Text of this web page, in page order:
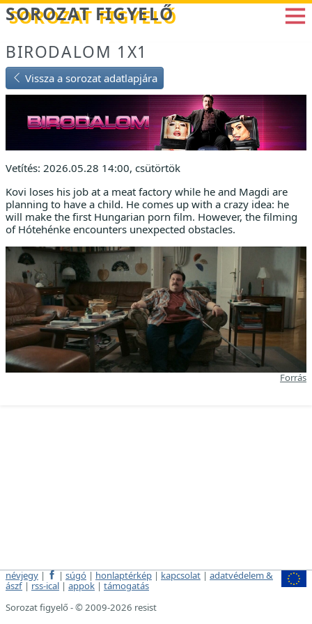
Betöltés...
SOROZAT FIGYELŐ
BIRODALOM 1X1
Vissza a sorozat adatlapjára
Vetítés: 2026.05.28 14:00, csütörtök
Kovi loses his job at a meat factory while he and Magdi are
planning to have a child. He comes up with a crazy idea: he
will make the first Hungarian porn film. However, the filming
of Hótehénke encounters unexpected obstacles.
Forrás
névjegy | | súgó | honlaptérkép | kapcsolat | adatvédelem &
ászf | rss-ical | appok | támogatás
Sorozat figyelő - © 2009-2026 resist